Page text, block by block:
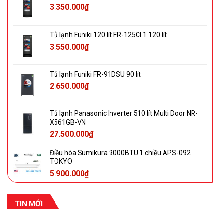
3.350.000₫
Tủ lạnh Funiki 120 lít FR-125CI.1 120 lít
3.550.000₫
Tủ lạnh Funiki FR-91DSU 90 lít
2.650.000₫
Tủ lạnh Panasonic Inverter 510 lít Multi Door NR-
X561GB-VN
27.500.000₫
Điều hòa Sumikura 9000BTU 1 chiều APS-092
TOKYO
5.900.000₫
TIN MỚI